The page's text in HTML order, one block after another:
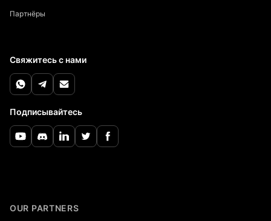
Партнёры
Свяжитесь с нами
Подписывайтесь
OUR PARTNERS